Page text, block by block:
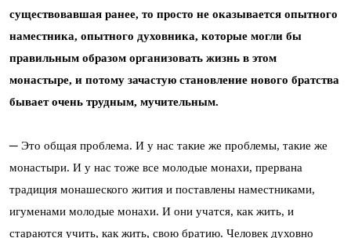
существовавшая ранее, то просто не оказывается опытного
наместника, опытного духовника, которые могли бы
правильным образом организовать жизнь в этом
монастыре, и потому зачастую становление нового братства
бывает очень трудным, мучительным.
─ Это общая проблема. И у нас такие же проблемы, такие же
монастыри. И у нас тоже все молодые монахи, прервана
традиция монашеского жития и поставлены наместниками,
игуменами молодые монахи. И они учатся, как жить, и
стараются учить, как жить, свою братию. Человек духовно